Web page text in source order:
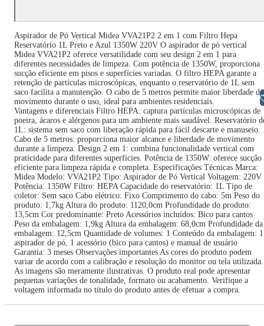
Aspirador de Pó Vertical Midea VVA21P2 2 em 1 com Filtro Hepa
Reservatório 1L Preto e Azul 1350W 220V O aspirador de pó vertical
Midea VVA21P2 oferece versatilidade com seu design 2 em 1 para
diferentes necessidades de limpeza. Com potência de 1350W, proporciona
sucção eficiente em pisos e superfícies variadas. O filtro HEPA garante a
retenção de partículas microscópicas, enquanto o reservatório de 1L sem
saco facilita a manutenção. O cabo de 5 metros permite maior liberdade de
movimento durante o uso, ideal para ambientes residenciais.
Vantagens e diferenciais Filtro HEPA: captura partículas microscópicas de
poeira, ácaros e alérgenos para um ambiente mais saudável. Reservatório
1L: sistema sem saco com liberação rápida para fácil descarte e manuseio.
Cabo de 5 metros: proporciona maior alcance e liberdade de movimento
durante a limpeza. Design 2 em 1: combina funcionalidade vertical com
praticidade para diferentes superfícies. Potência de 1350W: oferece sucção
eficiente para limpeza rápida e completa. Especificações Técnicas Marca:
Midea Modelo: VVA21P2 Tipo: Aspirador de Pó Vertical Voltagem: 220V
Potência: 1350W Filtro: HEPA Capacidade do reservatório: 1L Tipo de
coletor: Sem saco Cabo elétrico: Fixo Comprimento do cabo: 5m Peso do
produto: 1,7kg Altura do produto: 1120,0cm Profundidade do produto:
13,5cm Cor predominante: Preto Acessórios incluídos: Bico para cantos
Peso da embalagem: 1,9kg Altura da embalagem: 68,0cm Profundidade da
embalagem: 12,5cm Quantidade de volumes: 1 Conteúdo da embalagem: 1
aspirador de pó, 1 acessório (bico para cantos) e manual de usuário
Garantia: 3 meses Observações importantes As cores do produto podem
variar de acordo com a calibração e resolução do monitor ou tela utilizada.
As imagens são meramente ilustrativas. O produto real pode apresentar
pequenas variações de tonalidade, formato ou acabamento. Verifique a
voltagem informada no título do produto antes de efetuar a compra.
Libras